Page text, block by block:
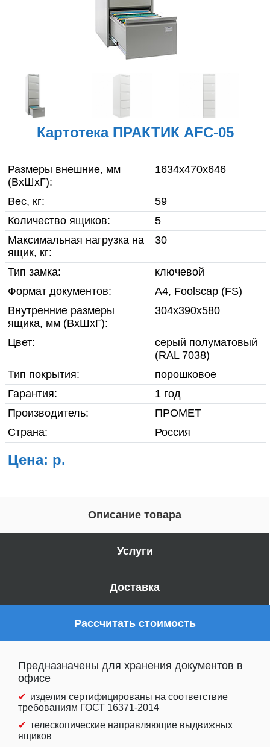
Сборка и монтаж
металлической мебели
Изготовление на заказ
Подъем на этаж
О компании
Гарантия и возврат товара
Инструкции по сборке
мебели
Фото готовой продукции
Вакансии
Реквизиты
Доставка
Контакты
Картотека ПРАКТИК AFC-05
Размеры внешние, мм
(ВхШхГ):
1634x470x646
Вес, кг:
59
Количество ящиков:
5
Максимальная нагрузка на
ящик, кг:
30
Тип замка:
ключевой
Формат документов:
A4, Foolscap (FS)
Внутренние размеры
ящика, мм (ВхШхГ):
304х390х580
Цвет:
серый полуматовый
(RAL 7038)
Тип покрытия:
порошковое
Гарантия:
1 год
Производитель:
ПРОМЕТ
Страна:
Россия
Цена: р.
Описание товара
Услуги
Доставка
Рассчитать стоимость
Предназначены для хранения документов в
офисе
изделия сертифицированы на соответствие
требованиям ГОСТ 16371-2014
телескопические направляющие выдвижных
ящиков